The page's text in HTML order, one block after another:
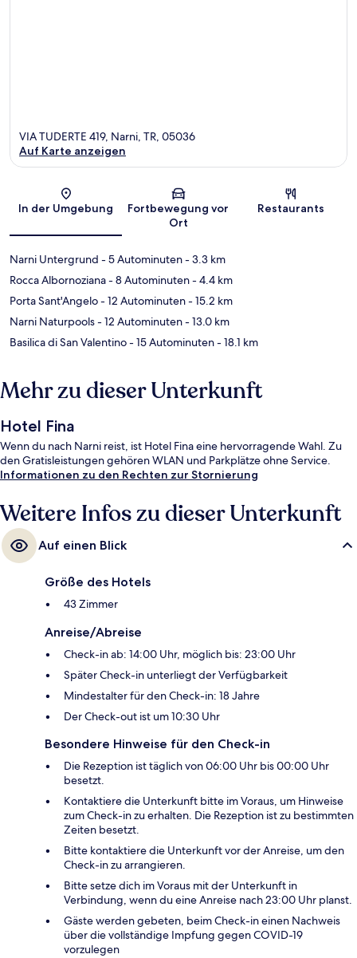
Karte
VIA TUDERTE 419, Narni, TR, 05036
Auf Karte anzeigen
In der Umgebung
Fortbewegung vor
Ort
Restaurants
Narni Untergrund - 5 Autominuten- 3.3 km
Rocca Albornoziana- 8 Autominuten- 4.4 km
Porta Sant'Angelo- 12 Autominuten- 15.2 km
Narni Naturpools- 12 Autominuten- 13.0 km
Basilica di San Valentino- 15 Autominuten- 18.1 km
Mehr zu dieser Unterkunft
Hotel Fina
Wenn du nach Narni reist, ist Hotel Fina eine hervorragende Wahl. Zu
den Gratisleistungen gehören WLAN und Parkplätze ohne Service.
Informationen zu den Rechten zur Stornierung
Weitere Infos zu dieser Unterkunft
Auf einen Blick
Größe des Hotels
43 Zimmer
Anreise/Abreise
Check-in ab: 14:00 Uhr, möglich bis: 23:00 Uhr
Später Check-in unterliegt der Verfügbarkeit
Mindestalter für den Check-in: 18 Jahre
Der Check-out ist um 10:30 Uhr
Besondere Hinweise für den Check-in
Die Rezeption ist täglich von 06:00 Uhr bis 00:00 Uhr
besetzt.
Kontaktiere die Unterkunft bitte im Voraus, um Hinweise
zum Check-in zu erhalten. Die Rezeption ist zu bestimmten
Zeiten besetzt.
Bitte kontaktiere die Unterkunft vor der Anreise, um den
Check-in zu arrangieren.
Bitte setze dich im Voraus mit der Unterkunft in
Verbindung, wenn du eine Anreise nach 23:00 Uhr planst.
Gäste werden gebeten, beim Check-in einen Nachweis
über die vollständige Impfung gegen COVID-19
vorzulegen